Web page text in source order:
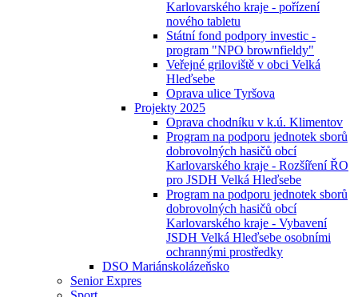
Karlovarského kraje - pořízení
nového tabletu
Státní fond podpory investic -
program "NPO brownfieldy"
Veřejné griloviště v obci Velká
Hleďsebe
Oprava ulice Tyršova
Projekty 2025
Oprava chodníku v k.ú. Klimentov
Program na podporu jednotek sborů
dobrovolných hasičů obcí
Karlovarského kraje - Rozšíření ŘO
pro JSDH Velká Hleďsebe
Program na podporu jednotek sborů
dobrovolných hasičů obcí
Karlovarského kraje - Vybavení
JSDH Velká Hleďsebe osobními
ochrannými prostředky
DSO Mariánskolázeňsko
Senior Expres